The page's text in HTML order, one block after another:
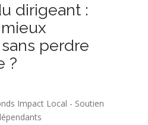
dirigeant :
sans perdre
?
Impact Local - Soutien